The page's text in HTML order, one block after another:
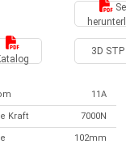
3D STP
11A
Kraft 7000N
102mm